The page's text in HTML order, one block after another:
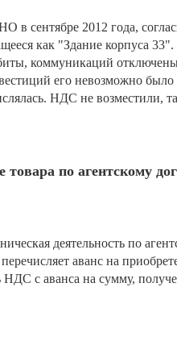
в сентябре 2012 года,
как "Здание корпуса
коммуникаций отключены
его невозможно было
НДС не возместили,
по агентскому
деятельность по
аванс на
НДС с аванса на сумму,